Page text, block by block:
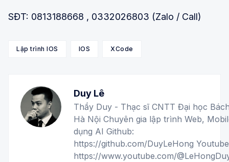
SĐT: 0813188668 , 0332026803 (Zalo / Call)
Lập trình IOS IOS XCode
Duy Lê
Thầy Duy - Thạc sĩ CNTT Đại học
Hà Nội Chuyên gia lập trình Web,
dụng AI Github:
https://github.com/DuyLeHong
https://www.youtube.com/